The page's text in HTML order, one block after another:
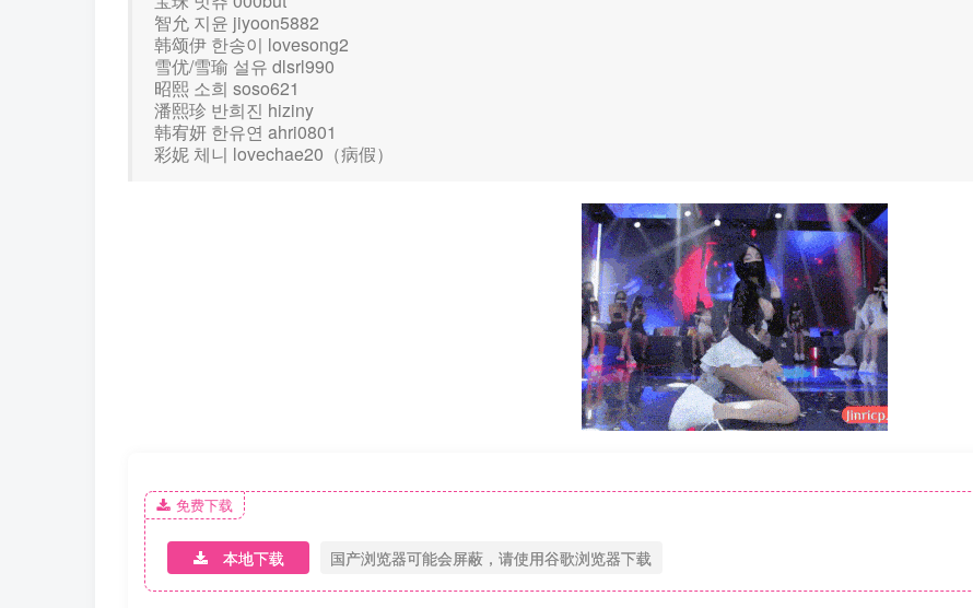
智允 지윤 jiyoon5882
韩颂伊 한송이 lovesong2
雪优/雪瑜 설유 dlsrl990
昭熙 소희 soso621
潘熙珍 반희진 hiziny
韩宥妍 한유연 ahri0801
彩妮 체니 lovechae20（病假）
免费下载
本地下载 国产浏览器可能会屏蔽，请使用谷歌浏览器下载